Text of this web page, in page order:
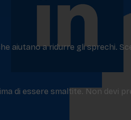
aiutano a ridurre gli sprechi.
di essere smaltite. Non devi